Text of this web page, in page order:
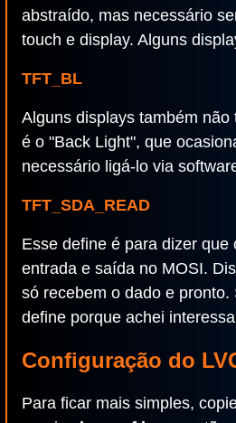
abstraído, mas necessário
touch e display. Alguns
TFT_BL
Alguns displays também
é o "Back Light", que
necessário ligá-lo via
TFT_SDA_READ
Esse define é para dizer que
entrada e saída no MOSI.
só recebem o dado e pronto.
define porque achei
Configuração do
Para ficar mais simples,